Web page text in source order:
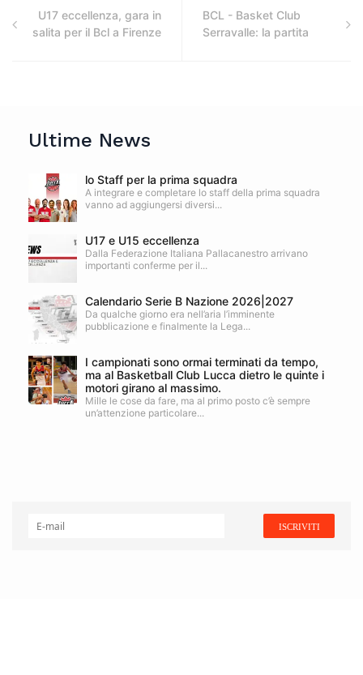
U17 eccellenza, gara in
salita per il Bcl a Firenze
BCL - Basket Club
Serravalle: la partita
Ultime News
lo Staff per la prima squadra
A integrare e completare lo staff della prima squadra
vanno ad aggiungersi diversi...
U17 e U15 eccellenza
Dalla Federazione Italiana Pallacanestro arrivano
importanti conferme per il...
Calendario Serie B Nazione 2026|2027
Da qualche giorno era nell’aria l’imminente
pubblicazione e finalmente la Lega...
I campionati sono ormai terminati da tempo,
ma al Basketball Club Lucca dietro le quinte i
motori girano al massimo.
Mille le cose da fare, ma al primo posto c’è sempre
un’attenzione particolare...